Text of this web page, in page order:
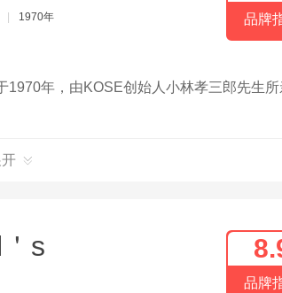
1970年 品牌
1970年，由KOSE创始人小林孝三郎先生所
s
品牌